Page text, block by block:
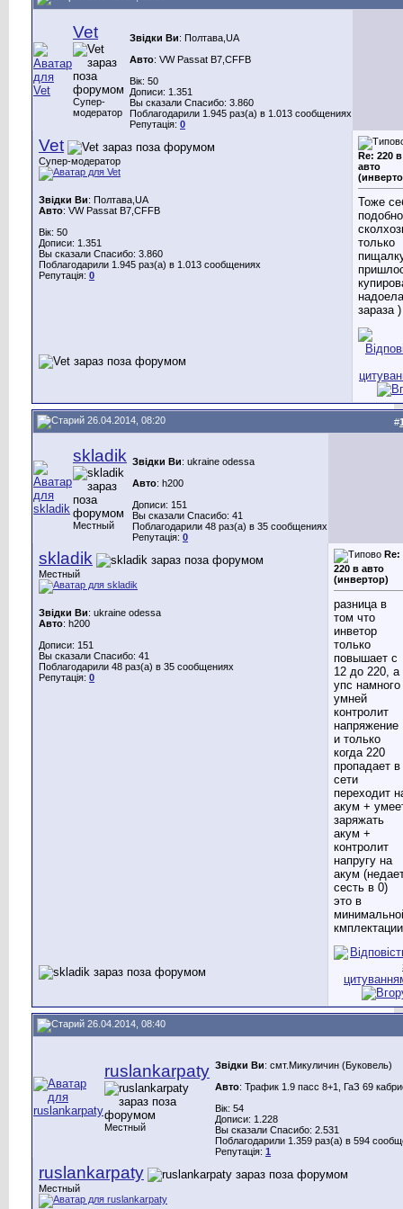
Vet
Супер-
модератор
Звідки Ви: Полтава,UA
Авто: VW Passat B7,CFFB
Вік: 50
Дописи: 1.351
Вы сказали Спасибо: 3.860
Поблагодарили 1.945 раз(а) в 1.013 сообщениях
Репутація: 0
Vet
Супер-модератор
Звідки Ви: Полтава,UA
Авто: VW Passat B7,CFFB
Вік: 50
Дописи: 1.351
Вы сказали Спасибо: 3.860
Поблагодарили 1.945 раз(а) в 1.013 сообщениях
Репутація: 0
Re: 220 в
авто
Тоже
только
надоела
зараза )
26.04.2014, 08:20 #
skladik
Местный
Звідки Ви: ukraine odessa
Авто: h200
Дописи: 151
Вы сказали Спасибо: 41
Поблагодарили 48 раз(а) в 35 сообщениях
Репутація: 0
skladik
Местный
Звідки Ви: ukraine odessa
Авто: h200
Дописи: 151
Вы сказали Спасибо: 41
Поблагодарили 48 раз(а) в 35 сообщениях
Репутація: 0
Re:
220 в авто
(инвертор)
разница в
том что
инветор
только
повышает с
12 до 220, а
упс намного
умней
контролит
напряжение
и только
когда 220
пропадает в
сети
переходит
акум +
заряжать
акум +
контролит
напругу на
акум
сесть в 0)
это в
кмплектации
26.04.2014, 08:40
ruslankarpaty
Местный
Звідки Ви: смт.Микуличин (Буковель)
Авто: Трафик 1.9 пасс 8+1, ГаЗ 69
Вік: 54
Дописи: 1.228
Вы сказали Спасибо: 2.531
Поблагодарили 1.359 раз(а) в 594
Репутація: 1
ruslankarpaty
Местный